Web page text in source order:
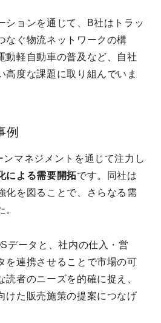
ションを通じて、B社はトラッ
なぐ物流ネットワークの構
動軽自動車の普及など、自社
高度な課題に取り組んでいま
例
マネジメントを通じて注力し
による需要開拓です。同社は
化を図ることで、さらなる需
データと、社内の仕入・営
を連携させることで市場の可
読者のニーズを的確に捉え、
けた販売施策の提案につなげ